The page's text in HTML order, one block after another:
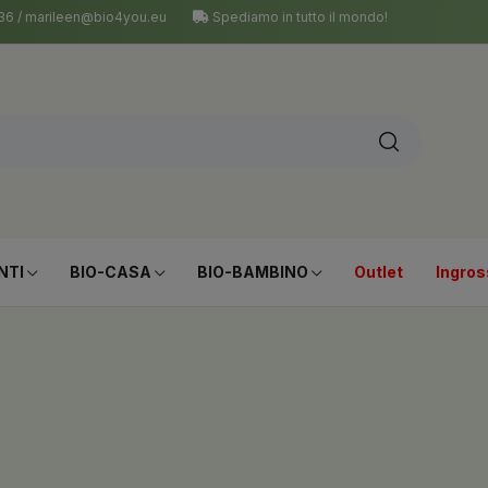
/ marileen@bio4you.eu Spediamo in tutto il mondo!
BIO-CASA BIO-BAMBINO Outlet